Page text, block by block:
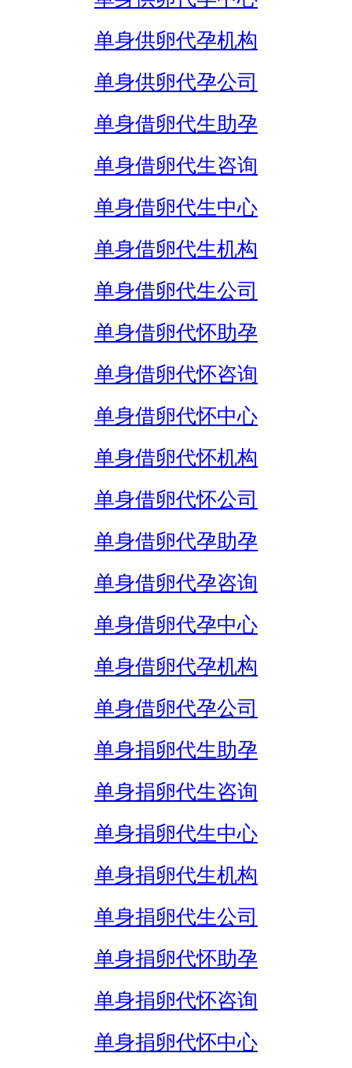
单身供卵代孕机构
单身供卵代孕公司
单身借卵代生助孕
单身借卵代生咨询
单身借卵代生中心
单身借卵代生机构
单身借卵代生公司
单身借卵代怀助孕
单身借卵代怀咨询
单身借卵代怀中心
单身借卵代怀机构
单身借卵代怀公司
单身借卵代孕助孕
单身借卵代孕咨询
单身借卵代孕中心
单身借卵代孕机构
单身借卵代孕公司
单身捐卵代生助孕
单身捐卵代生咨询
单身捐卵代生中心
单身捐卵代生机构
单身捐卵代生公司
单身捐卵代怀助孕
单身捐卵代怀咨询
单身捐卵代怀中心